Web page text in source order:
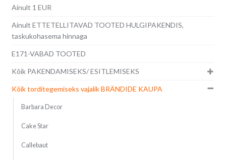
Ainult 1 EUR
Ainult ETTETELLITAVAD TOOTED HULGIPAKENDIS,
taskukohasema hinnaga
E171-VABAD TOOTED
Kõik PAKENDAMISEKS/ ESITLEMISEKS
Kõik torditegemiseks vajalik BRÄNDIDE KAUPA
Barbara Decor
Cake Star
Callebaut